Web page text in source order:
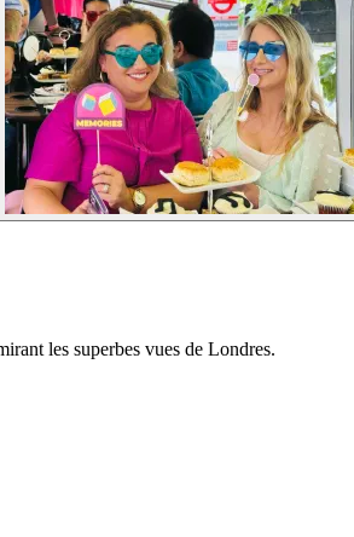
les superbes vues de Londres.